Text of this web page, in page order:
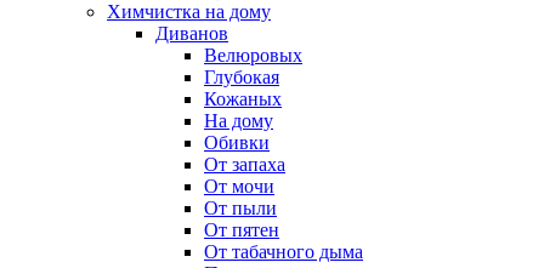
Химчистка на дому
Диванов
Велюровых
Глубокая
Кожаных
На дому
Обивки
От запаха
От мочи
От пыли
От пятен
От табачного дыма